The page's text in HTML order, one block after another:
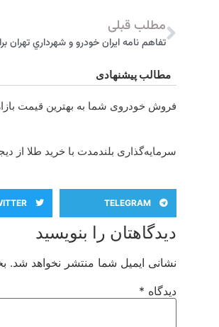
مطلب قبلی
تفاهم نامه ايران خودرو و شهرداري
مطالب پیشنهادی
فروش خودروی شما به بهترین قیمت
سرمایه‌گذاری بلندمدت با خرید طلا از
TELEGRAM
دیدگاهتان را بنویسید
نشانی ایمیل شما منتشر نخواهد شد.
دیدگاه *